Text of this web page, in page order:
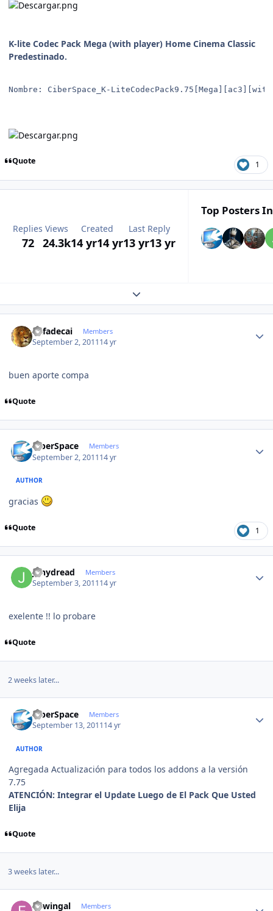
K-lite Codec Pack Mega (with player) Home Cinema Classic
Predestinado.
Nombre: CiberSpace_K-
Quote 1
Replies
72
Views
24.3k
Created
14 yr14 yr
Last Reply
13 yr13 yr
Top Posters
Expand topic overview
Rafadecai Members
September 2, 201114 yr
buen aporte compa
Quote
CiberSpace Members
September 2, 201114 yr
AUTHOR
gracias
Quote 1
jonydread Members
September 3, 201114 yr
exelente !! lo probare
Quote
2 weeks later...
CiberSpace Members
September 13, 201114 yr
AUTHOR
Agregada Actualización para todos los addons a la versión
7.75
ATENCIÓN: Integrar el Update Luego de El Pack Que Usted
Elija
Quote
3 weeks later...
edwingal Members